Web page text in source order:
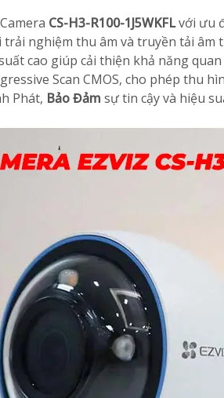
CS-H3-R100-1J5WKFLvới ưu
trải nghiệm thu âm và truyền tải âm
cao giúp cải thiện khả năng
Scan CMOS, cho phép thu
Phát, Bảo Đảm sự tin cậy và hiệu